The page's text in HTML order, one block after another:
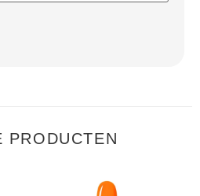
PRODUCTEN